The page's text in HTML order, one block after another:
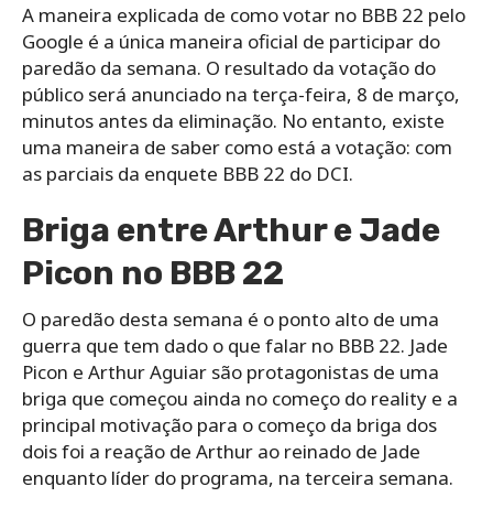
A maneira explicada de como votar no BBB 22 pelo
Google é a única maneira oficial de participar do
paredão da semana. O resultado da votação do
público será anunciado na terça-feira, 8 de março,
minutos antes da eliminação. No entanto, existe
uma maneira de saber como está a votação: com
as parciais da enquete BBB 22 do DCI.
Briga entre Arthur e Jade
Picon no BBB 22
O paredão desta semana é o ponto alto de uma
guerra que tem dado o que falar no BBB 22. Jade
Picon e Arthur Aguiar são protagonistas de uma
briga que começou ainda no começo do reality e a
principal motivação para o começo da briga dos
dois foi a reação de Arthur ao reinado de Jade
enquanto líder do programa, na terceira semana.